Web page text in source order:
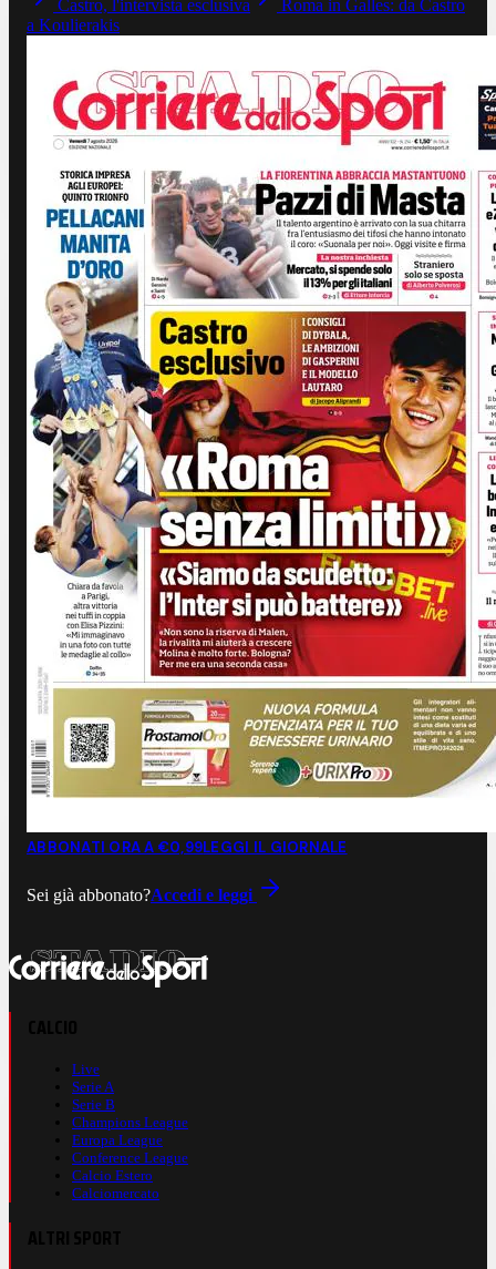
Castro, l'intervista esclusiva
Roma in Galles: da Castro
a Koulierakis
ABBONATI ORA A €0,99LEGGI IL GIORNALE
Sei già abbonato?Accedi e leggi
Live
Serie A
Serie B
Champions League
Europa League
Conference League
Calcio Estero
Calciomercato